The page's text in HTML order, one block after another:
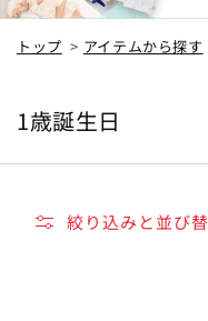
トップ > アイテムから探す
コ
レ
シ
1歳誕生日
絞り込みと並び